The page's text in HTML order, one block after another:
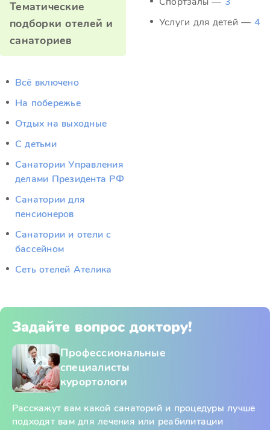
Тематические
подборки отелей и
санаториев
Всё включено
На побережье
Отдых на выходные
С детьми
Санатории Управления
делами Президента РФ
Санатории для
пенсионеров
Санатории и отели с
бассейном
Сеть отелей Ателика
Услуги для детей — 4
Задайте вопрос доктору!
Профессиональные
специалисты
курортологи
Расскажут вам какой санаторий и процедуры лучше
подходят вам для лечения или реабилитации